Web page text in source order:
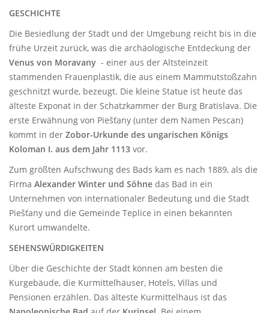
GESCHICHTE
Die Besiedlung der Stadt und der Umgebung reicht bis in die
frühe Urzeit zurück, was die archäologische Entdeckung der
Venus von Moravany - einer aus der Altsteinzeit
stammenden Frauenplastik, die aus einem Mammutstoßzahn
geschnitzt wurde, bezeugt. Die kleine Statue ist heute das
älteste Exponat in der Schatzkammer der Burg Bratislava. Die
erste Erwähnung von Piešťany (unter dem Namen Pescan)
kommt in der Zobor-Urkunde des ungarischen Königs
Koloman I. aus dem Jahr 1113 vor.
Zum größten Aufschwung des Bads kam es nach 1889, als die
Firma Alexander Winter und Söhne das Bad in ein
Unternehmen von internationaler Bedeutung und die Stadt
Piešťany und die Gemeinde Teplice in einen bekannten
Kurort umwandelte.
SEHENSWÜRDIGKEITEN
Über die Geschichte der Stadt können am besten die
Kurgebäude, die Kurmittelhäuser, Hotels, Villas und
Pensionen erzählen. Das älteste Kurmittelhaus ist das